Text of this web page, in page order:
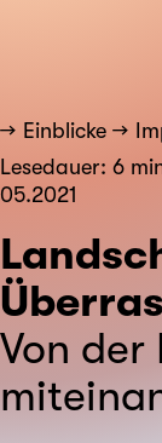
Einblicke
Lesedauer: 6
05.2021
Von der